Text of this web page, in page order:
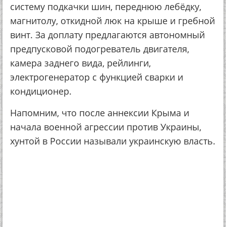
систему подкачки шин, переднюю лебёдку,
магнитолу, откидной люк на крыше и гребной
винт. За доплату предлагаются автономный
предпусковой подогреватель двигателя,
камера заднего вида, рейлинги,
электрогенератор с функцией сварки и
кондиционер.
Напомним, что после аннексии Крыма и
начала военной агрессии против Украины,
хунтой в России называли украинскую власть.